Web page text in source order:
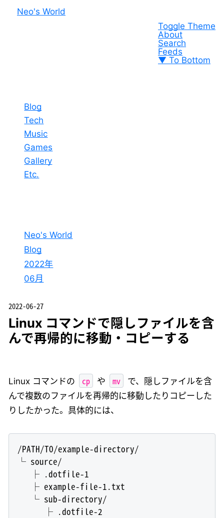
Neo's World
Toggle Theme
About
Search
Feeds
▼ To Bottom
Blog
Tech
Music
Games
Gallery
Etc.
Neo's World
Blog
2022年
06月
2022-06-27
Linux コマンドで隠しファイルを含
んで再帰的に移動・コピーする
Linux コマンドの cp や mv
で、隠しファイルを含
んで複数のファイルを再帰的に移動したりコピーした
りしたかった。具体的には、
/PATH/TO/example-directory/
└ source/
   ├ .dotfile-1
   ├ example-file-1.txt
   └ sub-directory/
      ├ .dotfile-2